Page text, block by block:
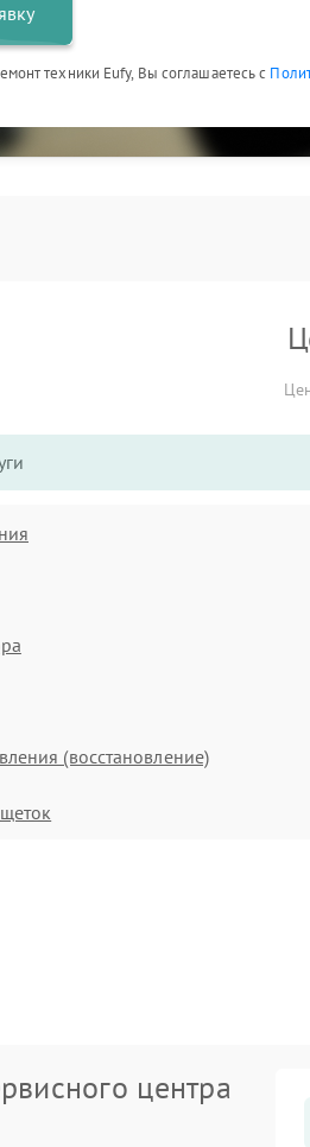
техники Eufy, Вы соглашаетесь с
(восстановление)
центра